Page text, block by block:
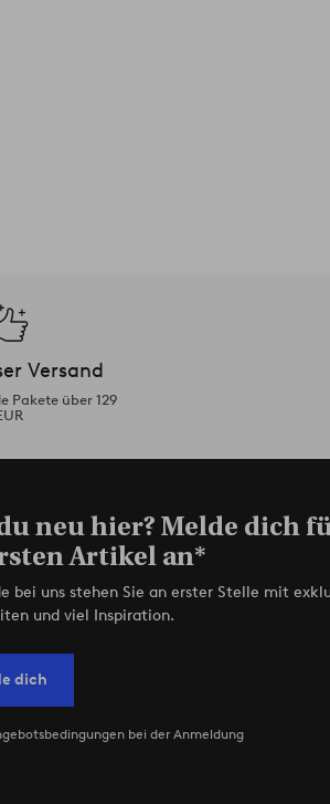
Versand
Pakete über 129
neu hier? Melde dich
Artikel an*
bei uns stehen Sie an erster Stelle mit
und viel Inspiration.
dich
bei der Anmeldung